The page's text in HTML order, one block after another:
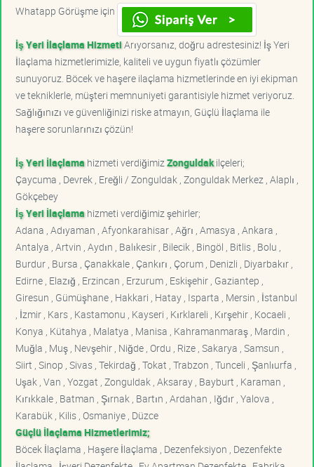
Whatapp Görüşme için
İş Yeri İlaçlama HizmetiArıyorsanız, doğru adrestesiniz! İş Yeri
İlaçlama hizmetlerimizle, kaliteli ve uygun fiyatlı çözümler
sunuyoruz. Böcek ve haşere ilaçlama hizmetlerinde en iyi ekipman
ve tekniklerle, müşteri memnuniyeti garantisiyle hizmet veriyoruz.
Sağlığınızı ve güvenliğinizi riske atmayın, Güçlü İlaçlama ile
haşere sorunlarınızı çözün!
İş Yeri İlaçlama hizmeti verdiğimiz Zonguldakilçeleri;
Çaycuma , Devrek , Ereğli / Zonguldak , Zonguldak Merkez , Alaplı ,
Gökçebey
İş Yeri İlaçlama hizmeti verdiğimiz şehirler;
Adana , Adıyaman , Afyonkarahisar , Ağrı , Amasya , Ankara ,
Antalya , Artvin , Aydın , Balıkesir , Bilecik , Bingöl , Bitlis , Bolu ,
Burdur , Bursa , Çanakkale , Çankırı , Çorum , Denizli , Diyarbakır ,
Edirne , Elazığ , Erzincan , Erzurum , Eskişehir , Gaziantep ,
Giresun , Gümüşhane , Hakkari , Hatay , Isparta , Mersin , İstanbul
, İzmir , Kars , Kastamonu , Kayseri , Kırklareli , Kırşehir , Kocaeli ,
Konya , Kütahya , Malatya , Manisa , Kahramanmaraş , Mardin ,
Muğla , Muş , Nevşehir , Niğde , Ordu , Rize , Sakarya , Samsun ,
Siirt , Sinop , Sivas , Tekirdağ , Tokat , Trabzon , Tunceli , Şanlıurfa ,
Uşak , Van , Yozgat , Zonguldak , Aksaray , Bayburt , Karaman ,
Kırıkkale , Batman , Şırnak , Bartın , Ardahan , Iğdır , Yalova ,
Karabük , Kilis , Osmaniye , Düzce
Güçlü İlaçlama Hizmetlerimiz;
Böcek İlaçlama , Haşere İlaçlama , Dezenfeksiyon , Dezenfekte